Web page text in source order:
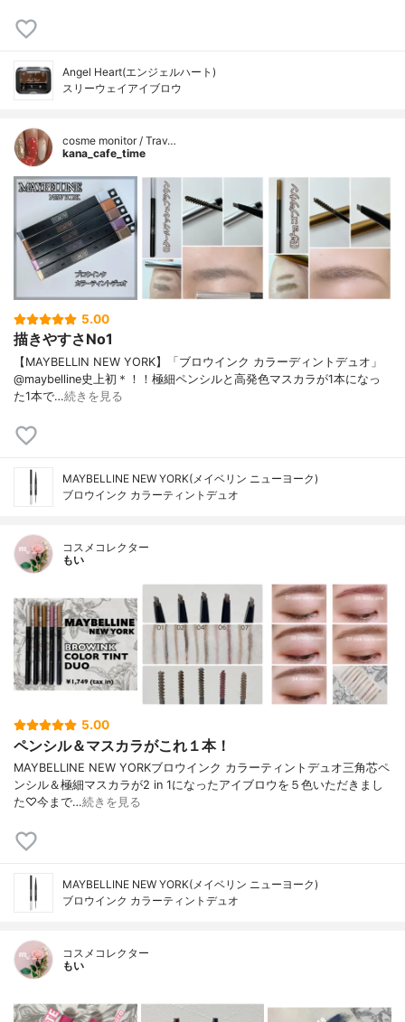
Angel Heart(エンジェルハート)
スリーウェイアイブロウ
cosme monitor / Trav…
kana_cafe_time
5.00
描きやすさNo1
【MAYBELLIN NEW YORK】「ブロウインク カラーディントデュオ」
@maybelline史上初＊！！極細ペンシルと高発色マスカラが1本になっ
た1本で…続きを見る
MAYBELLINE NEW YORK(メイベリン ニューヨーク)
ブロウインク カラーティントデュオ
コスメコレクター
もい
5.00
ペンシル＆マスカラがこれ１本！
MAYBELLINE NEW YORKブロウインク カラーティントデュオ三角芯ペ
ンシル＆極細マスカラが2 in 1になったアイブロウを５色いただきまし
た♡今まで…続きを見る
MAYBELLINE NEW YORK(メイベリン ニューヨーク)
ブロウインク カラーティントデュオ
コスメコレクター
もい